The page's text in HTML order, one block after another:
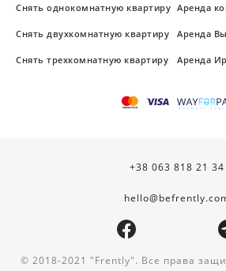
Снять однокомнатную квартиру
Снять двухкомнатную квартиру
Снять трехкомнатную квартиру
Аренда
Аренда
Аренда
+38 063 818 21 34
© 2018-2021 "Frently". Все права